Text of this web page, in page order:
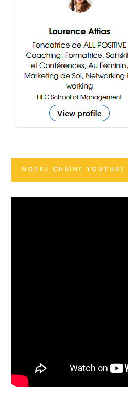
NOTRE CHAÎNE YOUTUBE